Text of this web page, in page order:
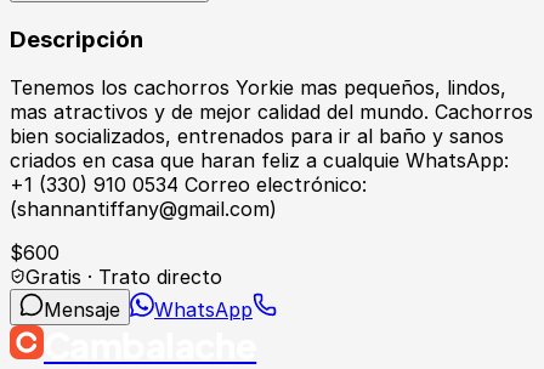
Descripción
Tenemos los cachorros Yorkie mas pequeños, lindos,
mas atractivos y de mejor calidad del mundo. Cachorros
bien socializados, entrenados para ir al baño y sanos
criados en casa que haran feliz a cualquie WhatsApp:
+1 (330) 910 0534 Correo electrónico:
(shannantiffany@gmail.com)
$600
Gratis · Trato directo
Mensaje
WhatsApp